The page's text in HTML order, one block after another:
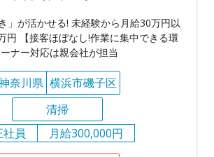
」が活かせる! 未経験から月給30万円以
円 【接客ほぼなし!作業に集中できる環
ナー対応は親会社が担当
奈川県 横浜市磯子区
清掃
社員
月給300,000円